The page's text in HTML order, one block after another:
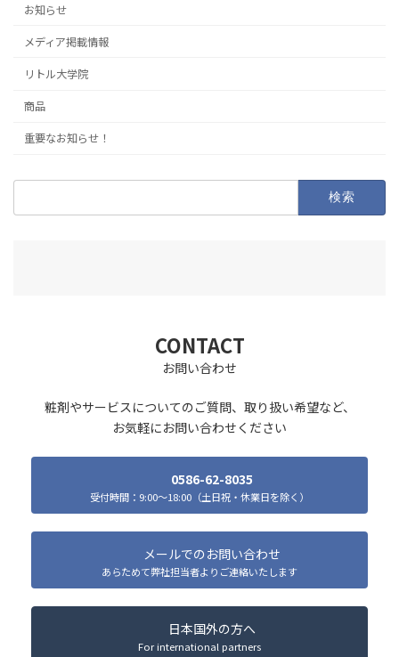
お知らせ
メディア掲載情報
リトル大学院
商品
重要なお知らせ！
検
CONTACT
お問い合わせ
粧剤やサービスについてのご質問、取り扱い希望など、
お気軽にお問い合わせください
0586-62-8035
受付時間：9:00～18:00（土日祝・休業日を除く）
メールでのお問い合わせ
あらためて弊社担当者よりご連絡いたします
日本国外の方へ
For international partners